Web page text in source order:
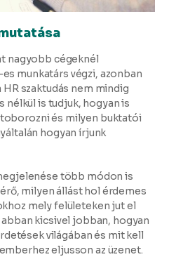
nagyobb cégeknél
munkatárs végzi, azonban
szaktudás nem mindig
nélkül is tudjuk, hogyan is
és milyen buktatói
hogyan írjunk
több módon is
milyen állást hol érdemes
mely felületeken jut el
kicsivel jobban, hogyan
világában és mit kell
eljusson az üzenet.